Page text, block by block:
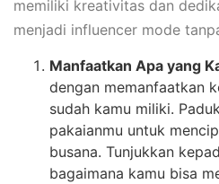
memiliki kreativitas dan
menjadi influencer mode
Manfaatkan Apa yang
dengan memanfaatkan
sudah kamu miliki.
pakaianmu untuk
busana. Tunjukkan
bagaimana kamu bisa